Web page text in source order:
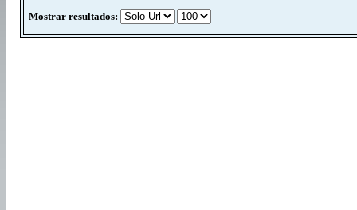
Mostrar resultados: